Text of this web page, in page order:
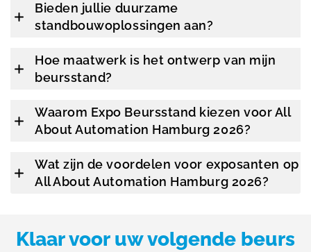
Bieden jullie duurzame
standbouwoplossingen aan?
Hoe maatwerk is het ontwerp van mijn
beursstand?
Waarom Expo Beursstand kiezen voor All
About Automation Hamburg 2026?
Wat zijn de voordelen voor exposanten op
All About Automation Hamburg 2026?
Klaar voor uw volgende beurs